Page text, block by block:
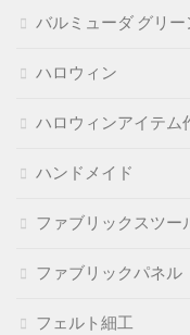
バルミューダ グリ
ハロウィン
ハロウィンアイテム
ハンドメイド
ファブリックスツー
ファブリックパネル
フェルト細工